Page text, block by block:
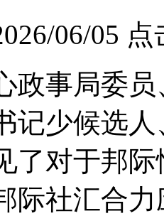
06/05 点
政事局委
记少候
了对于邦
际社汇合